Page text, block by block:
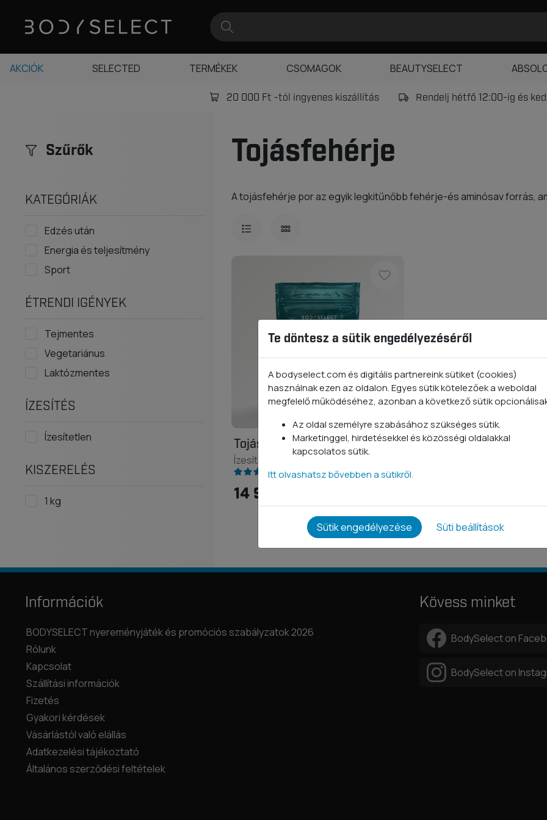
20 000 Ft -tól ingyenes kiszállítás Rendelj hétfő 12:00-ig és
Tojásfehérje
A tojásfehérje por az egyik legkitűnőbb fehérje-és aminósav forrás,
Tojásfehérjepor
Ízesítetlen 1 kg
14 990 Ft
Szűrők
KATEGÓRIÁK
Edzés után
Energia és teljesítmény
Sport
ÉTRENDI IGÉNYEK
Tejmentes
Vegetariánus
Laktózmentes
ÍZESÍTÉS
Ízesítetlen
KISZERELÉS
1 kg
AKCIÓK SELECTED TERMÉKEK CSOMAGOK BEAUTYSELECT
Információk
BODYSELECT nyereményjáték és promóciós szabályzatok 2026
Rólunk
Kapcsolat
Szállítási információk
Fizetés
Gyakori kérdések
Vásárlástól való elállás
Adatkezelési tájékoztató
Általános szerződési feltételek
Kövess minket
BodySelect on
BodySelect on
Te döntesz a sütik engedélyezéséről
A bodyselect.com és digitális partnereink sütiket (cookies)
használnak ezen az oldalon. Egyes sütik kötelezőek a weboldal
megfelelő működéséhez, azonban a következő sütik
Az oldal személyre szabásához szükséges sütik.
Marketinggel, hirdetésekkel és közösségi oldalakkal
kapcsolatos sütik.
Itt olvashatsz bővebben a sütikről.
Sütik engedélyezése Süti beállítások